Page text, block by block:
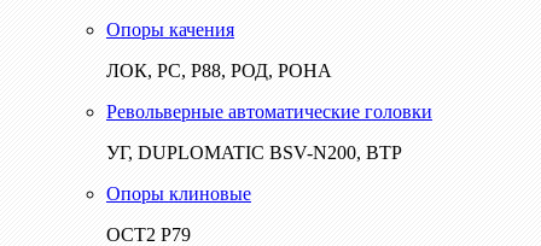
Опоры качения
ЛОК, РС, Р88, РОД, РОНА
Револьверные автоматические головки
УГ, DUPLOMATIC BSV-N200, ВТР
Опоры клиновые
ОСТ2 Р79